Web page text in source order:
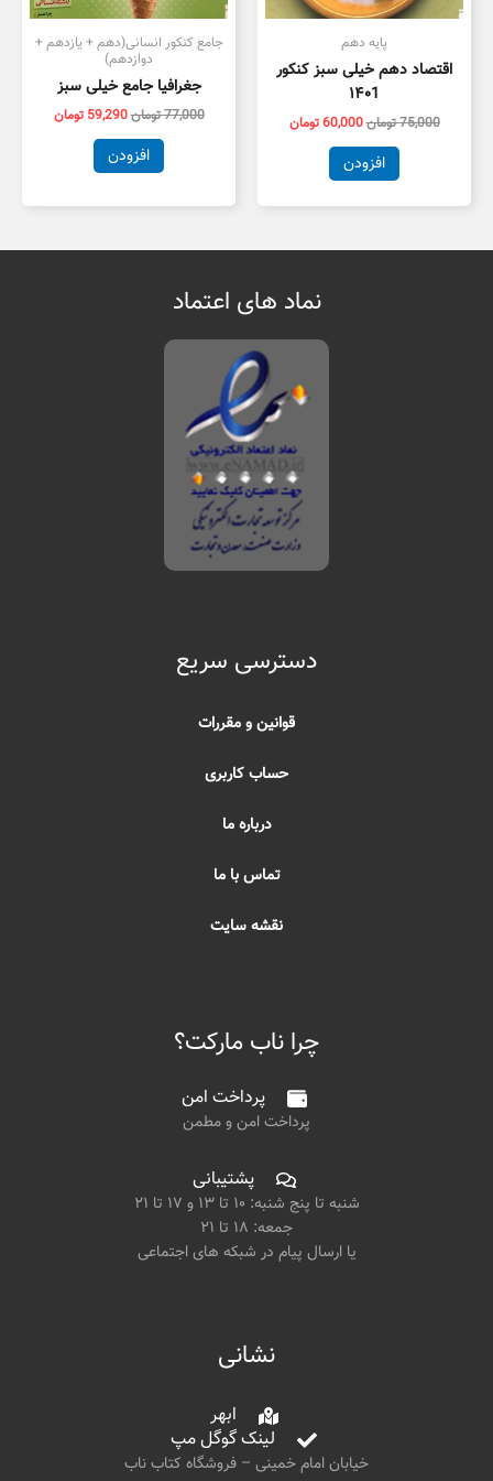
پایه دهم
اقتصاد دهم خیلی سبز کنکور
۱۴۰1
75,000تومان60,000تومان
افزودن
جامع کنکور انسانی(دهم + یازدهم +
دوازدهم)
جغرافیا جامع خیلی سبز
77,000تومان59,290 تومان
افزودن
نماد های اعتماد
دسترسی سریع
قوانین و مقررات
حساب کاربری
درباره ما
تماس با ما
نقشه سایت
چرا ناب مارکت؟
پرداخت امن
پرداخت امن و مطمن
پشتیبانی
شنبه تا پنج شنبه: ۱۰ تا ۱۳ و ۱۷ تا ۲۱
جمعه: ۱۸ تا ۲۱
یا ارسال پیام در شبکه های اجتماعی
نشانی
ابهر
لینک گوگل مپ
خیابان امام خمینی – فروشگاه کتاب ناب